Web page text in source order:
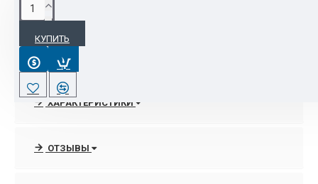
КУПИТЬ
ОПИСАНИЕ
Разделительный лоток тип BN3040
ХАРАКТЕРИСТИКИ
ОТЗЫВЫ